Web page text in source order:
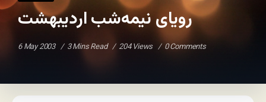
رویای نیمه‌شب اردیبهشت
6 May 2003 3 Mins Read 204 Views 0 Comments